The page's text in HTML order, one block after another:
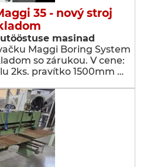
35 - nový stroj
masinad
Maggi Boring System
so zárukou. V cene:
2ks. pravítko 1500mm …